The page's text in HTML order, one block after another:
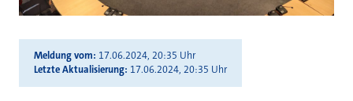
Meldung vom 17.06.2024, 20:35 Uhr
Letzte Aktualisierung 17.06.2024, 20:35 Uhr